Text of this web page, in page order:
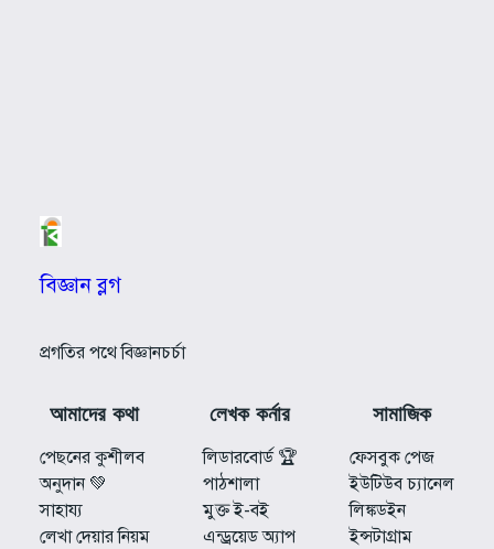
বিজ্ঞান ব্লগ
প্রগতির পথে বিজ্ঞানচর্চা
আমাদের কথা
পেছনের কুশীলব
অনুদান 💚
সাহায্য
লেখা দেয়ার নিয়ম
লেখক কর্নার
লিডারবোর্ড 🏆
পাঠশালা
মুক্ত ই-বই
এন্ড্রয়েড অ্যাপ
সামাজিক
ফেসবুক পেজ
ইউটিউব চ্যানেল
লিঙ্কডইন
ইন্সটাগ্রাম